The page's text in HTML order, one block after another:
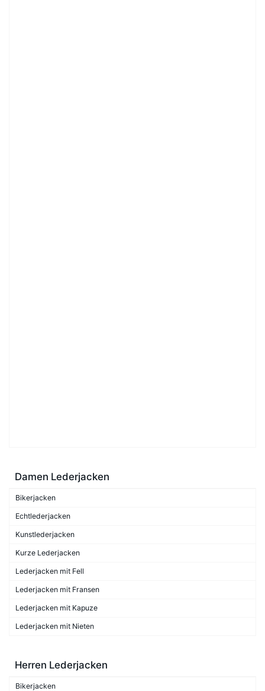
Damen Lederjacken
Bikerjacken
Echtlederjacken
Kunstlederjacken
Kurze Lederjacken
Lederjacken mit Fell
Lederjacken mit Fransen
Lederjacken mit Kapuze
Lederjacken mit Nieten
Herren Lederjacken
Bikerjacken